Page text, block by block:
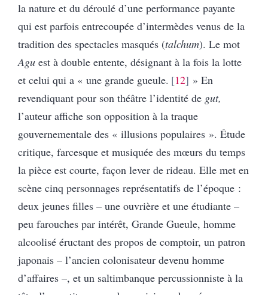
la nature et du déroulé d’une performance payante
qui est parfois entrecoupée d’intermèdes venus de la
tradition des spectacles masqués (talchum). Le mot
Agu est à double entente, désignant à la fois la lotte
et celui qui a « une grande gueule. 12 » En
revendiquant pour son théâtre l’identité de gut,
l’auteur affiche son opposition à la traque
gouvernementale des « illusions populaires ». Étude
critique, farcesque et musiquée des mœurs du temps
la pièce est courte, façon lever de rideau. Elle met en
scène cinq personnages représentatifs de l’époque :
deux jeunes filles – une ouvrière et une étudiante –
peu farouches par intérêt, Grande Gueule, homme
alcoolisé éructant des propos de comptoir, un patron
japonais – l’ancien colonisateur devenu homme
d’affaires –, et un saltimbanque percussionniste à la